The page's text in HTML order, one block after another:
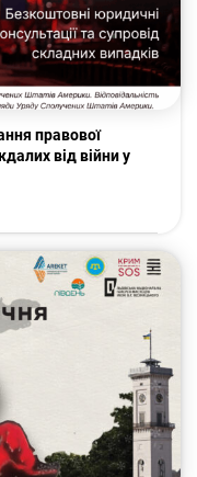
правової
від війни у